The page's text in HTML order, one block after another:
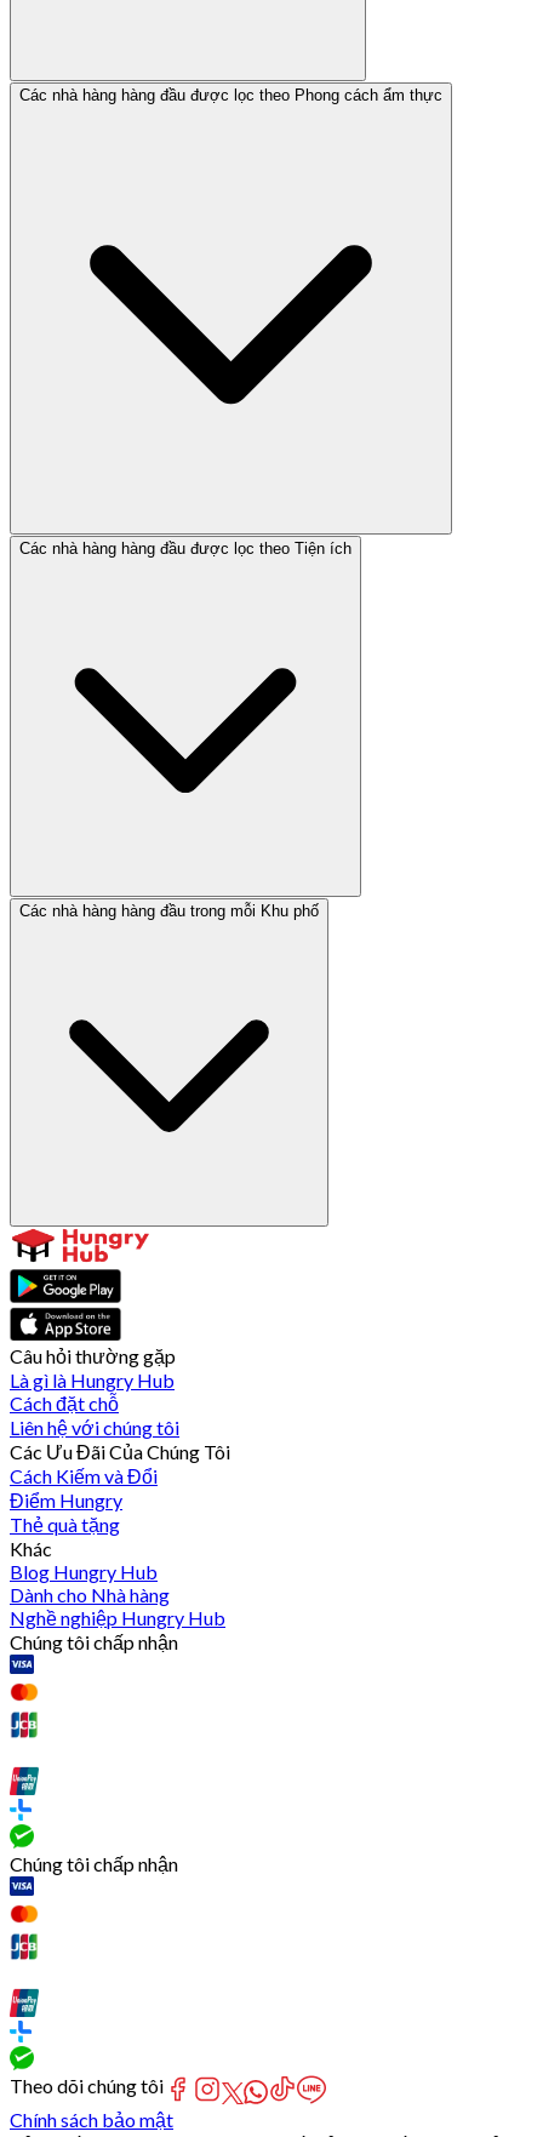
Các nhà hàng hàng đầu được lọc theo Phong cách ẩm thực
Các nhà hàng hàng đầu được lọc theo Tiện ích
Các nhà hàng hàng đầu trong mỗi Khu phố
Câu hỏi thường gặp
Là gì là Hungry Hub
Cách đặt chỗ
Liên hệ với chúng tôi
Các Ưu Đãi Của Chúng Tôi
Cách Kiếm và Đổi
Điểm Hungry
Thẻ quà tặng
Khác
Blog Hungry Hub
Dành cho Nhà hàng
Nghề nghiệp Hungry Hub
Chúng tôi chấp nhận
Chúng tôi chấp nhận
Theo dõi chúng tôi
Chính sách bảo mật